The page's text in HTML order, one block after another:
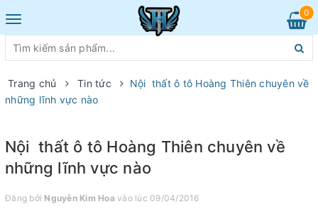
Toggle
navigation
0
Trang chủ Tin tức
Nội thất ô tô Hoàng Thiên chuyên về
những lĩnh vực nào
Nội thất ô tô Hoàng Thiên chuyên về
những lĩnh vực nào
Đăng bởi Nguyễn Kim Hoa vào lúc 09/04/2016